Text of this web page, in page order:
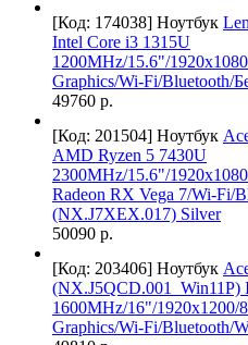
[Код: 174038] Ноутбук
Intel Core i3 1315U
1200MHz/15.6"/
Graphics/Wi-Fi/Bluetooth/
49760 р.
[Код: 201504] Ноутбук
AMD Ryzen 5 7430U
2300MHz/15.6"/
Radeon RX Vega 7/Wi-Fi/
(NX.J7XEX.017) Silver
50090 р.
[Код: 203406] Ноутбук
(NX.J5QCD.001_Win11P)
1600MHz/16"/
Graphics/Wi-Fi/Bluetooth/